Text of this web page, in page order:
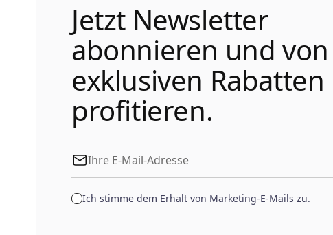
Jetzt Newsletter
abonnieren und von
exklusiven Rabatten
profitieren.
Ich stimme dem Erhalt von Marketing-E-Mails zu.